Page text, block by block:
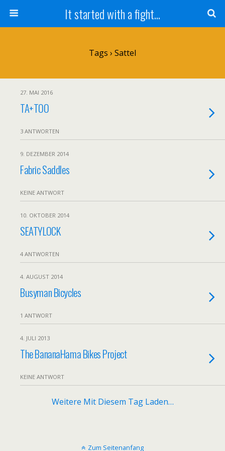
It started with a fight...
Tags › Sattel
27. MAI 2016
TA+TOO
3 ANTWORTEN
9. DEZEMBER 2014
Fabric Saddles
KEINE ANTWORT
10. OKTOBER 2014
SEATYLOCK
4 ANTWORTEN
4. AUGUST 2014
Busyman Bicycles
1 ANTWORT
4. JULI 2013
The BananaHama Bikes Project
KEINE ANTWORT
Weitere Mit Diesem Tag Laden…
Zum Seitenanfang